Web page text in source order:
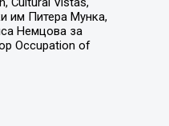
им Питера Мунка,
Немцова за
Occupation of